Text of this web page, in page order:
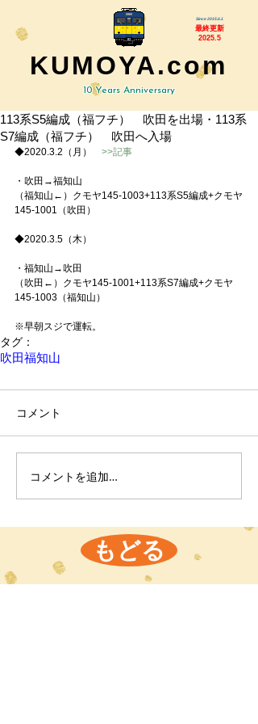
Since 2015.6.1
最終更新
2025.5
KUMOYA.com
10 Years Anniversary
113系S5編成（福フチ） 吹田を出場・113系
S7編成（福フチ） 吹田へ入場
◆2020.3.2（月） >>記事
・吹田→福知山
（福知山←）クモヤ145-1003+113系S5編成+クモヤ
145-1001（吹田）
◆2020.3.5（木）
・福知山→吹田
（吹田←）クモヤ145-1001+113系S7編成+クモヤ
145-1003（福知山）
※早朝スジで運転。
タグ：
吹田福知山
コメント
コメントを追加…
もどる